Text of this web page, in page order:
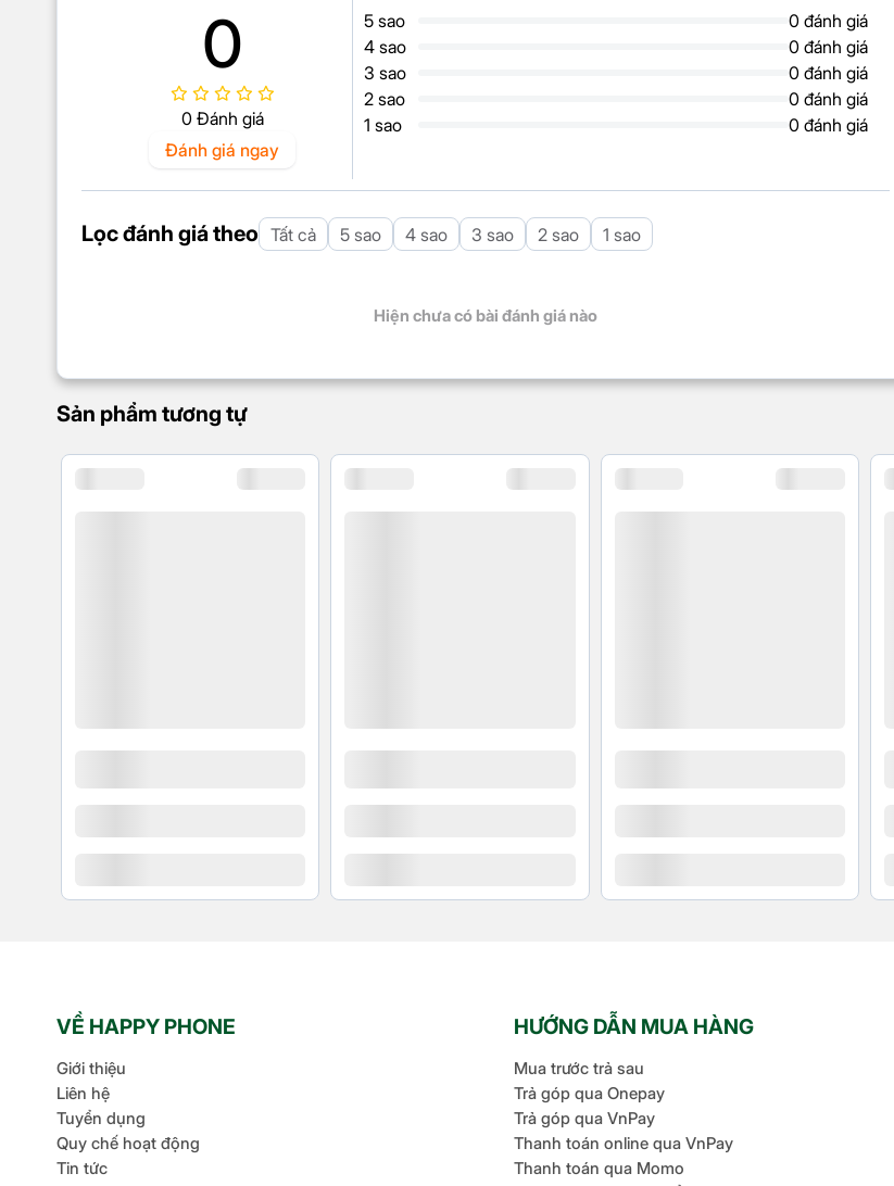
Bàn ủi hơi nước đứng Philips STE1030/20 sở hữu công suất 1800W giúp làm nóng cực nhanh chỉ trong vài
phút, giúp bạn rút ngắn thời gian chờ đợi trước khi bắt đầu ủi. Với nhiệt lượng ổn định và mạnh mẽ, bàn ủi dễ
dàng loại bỏ các nếp nhăn khó ưa trên mọi loại vải, từ mỏng nhẹ đến dày dặn. Đây là lựa chọn hoàn hảo
cho những ai bận rộn, muốn ủi đồ nhanh mà vẫn đảm bảo quần áo phẳng phiu, không tốn sức.
Ngăn chứa nước tháo rời tiện lợi, dễ châm nước và vệ
sinh
Thiết kế ngăn chứa nước có thể tháo rời của Philips STE1030/20 giúp bạn đổ nước dễ dàng mà không lo bị
tràn hay đổ ra ngoài. Việc tháo rời bình chứa cũng giúp quá trình vệ sinh trở nên đơn giản, hạn chế tình
thời gian. Bạn có thể thoải mái châm nước nhiều lần trong khi ủi, đặc biệt phù hợp với những ai thường
xuyên ủi nhiều quần áo.
Chế độ phun hơi đa dạng phù hợp với nhiều loại vải
0
0 Đánh giá
Đánh giá ngay
5 sao
0 đánh giá
4 sao
0 đánh giá
3 sao
0 đánh giá
2 sao
0 đánh giá
1 sao
0 đánh giá
Lọc đánh giá theo Tất cả 5 sao 4 sao 3 sao 2 sao 1 sao
Hiện chưa có bài đánh giá nào
Sản phẩm tương tự
VỀ HAPPY PHONE
Giới thiệu
Liên hệ
Tuyển dụng
Quy chế hoạt động
Tin tức
HƯỚNG DẪN MUA HÀNG
Mua trước trả sau
Trả góp qua Onepay
Trả góp qua VnPay
Thanh toán online qua VnPay
Thanh toán qua Momo